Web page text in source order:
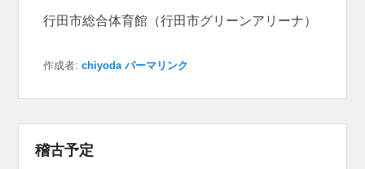
行田市総合体育館（行田市グリーンアリーナ）
作成者:chiyoda パーマリンク
稽古予定